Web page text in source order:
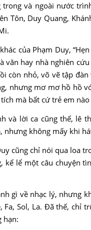
và ngoài nước
Tôn, Duy Quang,
của Phạm Duy,
hay nhà nghiên
còn nhỏ, võ vẽ tập
nhưng mơ mơ hồ hồ
mà bất cứ trẻ em
và lời ca cũng thế, lê
không mấy khi
cũng chỉ nói qua loa
kể lể một câu chuyện
gì về nhạc lý, nhưng
Sol, La. Đã thế, chỉ
hạn: